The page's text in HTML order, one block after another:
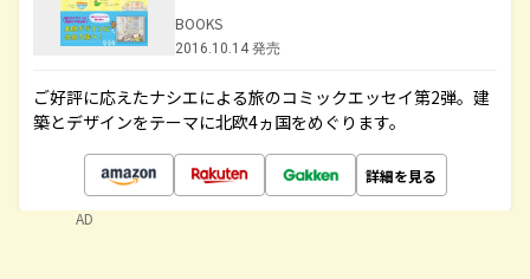
BOOKS
2016.10.14 発売
ご好評に応えたナシエによる旅のコミックエッセイ第2弾。建
築とデザインをテーマに北欧4ヵ国をめぐります。
詳細を見る
AD